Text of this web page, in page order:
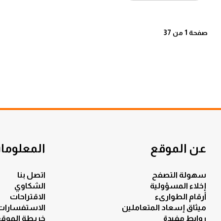
صفحة 1 من 37
عن الموقع
سهولة التصفح
إخلاء المسؤولية
أرقام الطوارىء
ميثاق إسعاد المتعاملين
روابط مفيدة
اتصل بنا
الشكاوي
الاقتراحات
خريطة